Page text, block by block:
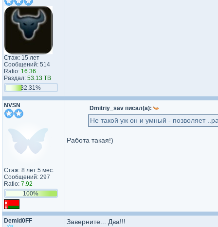
Стаж: 15 лет
Сообщений: 514
Ratio: 16.36
Раздал: 53.13 TB
32.31%
NVSN
Стаж: 8 лет 5 мес.
Сообщений: 297
Ratio: 7.92
100%
Dmitriy_sav писал(а):
Не такой уж он и умный - позволяет
Работа такая!)
Demid0FF Заверните... Два!!!